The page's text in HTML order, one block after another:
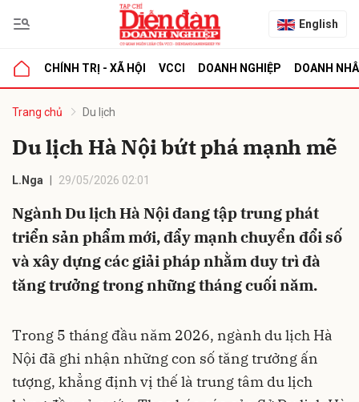
English
CHÍNH TRỊ - XÃ HỘI VCCI DOANH NGHIỆP DOANH
Trang chủ Du lịch
Du lịch Hà Nội bứt phá mạnh mẽ
L.Nga 29/05/2026 02:01
Ngành Du lịch Hà Nội đang tập trung phát
triển sản phẩm mới, đẩy mạnh chuyển đổi số
và xây dựng các giải pháp nhằm duy trì đà
tăng trưởng trong những tháng cuối năm.
Trong 5 tháng đầu năm 2026, ngành du lịch Hà
Nội đã ghi nhận những con số tăng trưởng ấn
tượng, khẳng định vị thế là trung tâm du lịch
luận
Hủy